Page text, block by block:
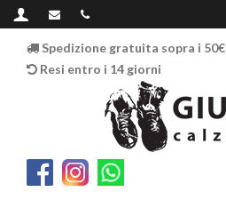
Spedizione gratuita sopra i 50€
Resi entro i 14 giorni